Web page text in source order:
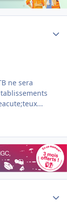
ne sera